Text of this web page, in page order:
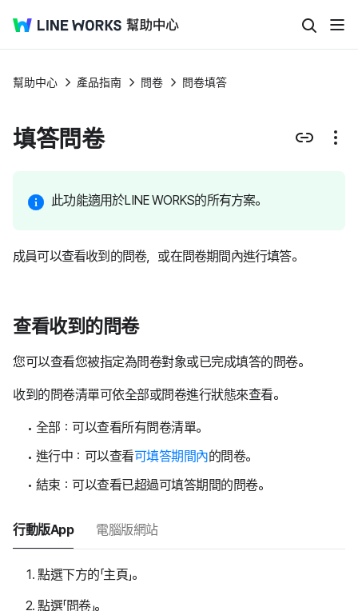
幫助中心 產品指南 問卷 問卷填答
填答問卷
此功能適用於LINE WORKS的所有方案。
成員可以查看收到的問卷，或在問卷期間內進行填答。
查看收到的問卷
您可以查看您被指定為問卷對象或已完成填答的問卷。
收到的問卷清單可依全部或問卷進行狀態來查看。
全部：可以查看所有問卷清單。
進行中：可以查看可填答期間內的問卷。
結束：可以查看已超過可填答期間的問卷。
行動版App 電腦版網站
點選下方的「主頁」。
點選「問卷」。